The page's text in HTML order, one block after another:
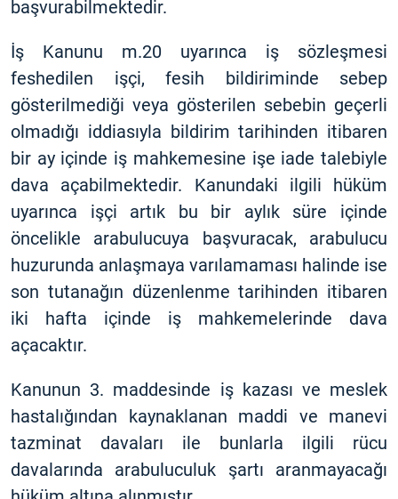
başvurabilmektedir.
İş Kanunu m.20 uyarınca iş sözleşmesi
feshedilen işçi, fesih bildiriminde sebep
gösterilmediği veya gösterilen sebebin geçerli
olmadığı iddiasıyla bildirim tarihinden itibaren
bir ay içinde iş mahkemesine işe iade talebiyle
dava açabilmektedir. Kanundaki ilgili hüküm
uyarınca işçi artık bu bir aylık süre içinde
öncelikle arabulucuya başvuracak, arabulucu
huzurunda anlaşmaya varılamaması halinde ise
son tutanağın düzenlenme tarihinden itibaren
iki hafta içinde iş mahkemelerinde dava
açacaktır.
Kanunun 3. maddesinde iş kazası ve meslek
hastalığından kaynaklanan maddi ve manevi
tazminat davaları ile bunlarla ilgili rücu
davalarında arabuluculuk şartı aranmayacağı